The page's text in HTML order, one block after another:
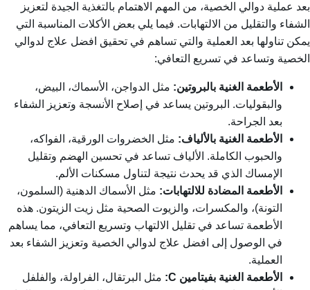
بعد عملية دوالي الخصية، من المهم الاهتمام بالتغذية الجيدة لتعزيز
الشفاء والتقليل من الالتهابات. فيما يلي بعض الأكلات المناسبة التي
يمكن تناولها بعد العملية والتي تساهم في تحقيق افضل علاج لدوالي
الخصية وتساعد في تسريع التعافي:
الأطعمة الغنية بالبروتين: مثل الدواجن، الأسماك، البيض،
والبقوليات. البروتين يساعد في إصلاح الأنسجة وتعزيز الشفاء
بعد الجراحة.
الأطعمة الغنية بالألياف: مثل الخضروات الورقية، الفواكه،
والحبوب الكاملة. الألياف تساعد في تحسين الهضم وتقليل
الإمساك الذي قد يحدث نتيجة لتناول مسكنات الألم.
الأطعمة المضادة للالتهابات: مثل الأسماك الدهنية (السلمون،
التونة)، والمكسرات، والزيوت الصحية مثل زيت الزيتون. هذه
الأطعمة تساعد في تقليل الالتهاب وتسريع التعافي، مما يساهم
في الوصول إلى افضل علاج لدوالي الخصية وتعزيز الشفاء بعد
العملية.
الأطعمة الغنية بفيتامين C:
مثل البرتقال، الفراولة، والفلفل